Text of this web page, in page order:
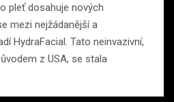
pleť dosahuje nových
mezi nejžádanější a
HydraFacial. Tato neinvazivní,
z USA, se stala